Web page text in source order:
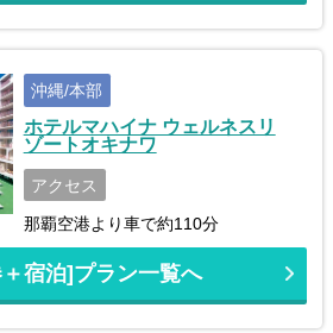
沖縄/本部
ホテルマハイナ ウェルネスリ
ゾートオキナワ
アクセス
那覇空港より車で約110分
宿泊]プラン一覧へ